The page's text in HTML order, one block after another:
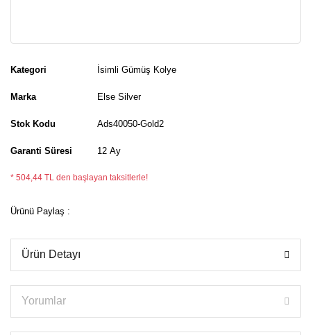
Kategori İsimli Gümüş Kolye
Marka Else Silver
Stok Kodu Ads40050-Gold2
Garanti Süresi 12 Ay
* 504,44 TL den başlayan taksitlerle!
Ürünü Paylaş :
Ürün Detayı
Yorumlar